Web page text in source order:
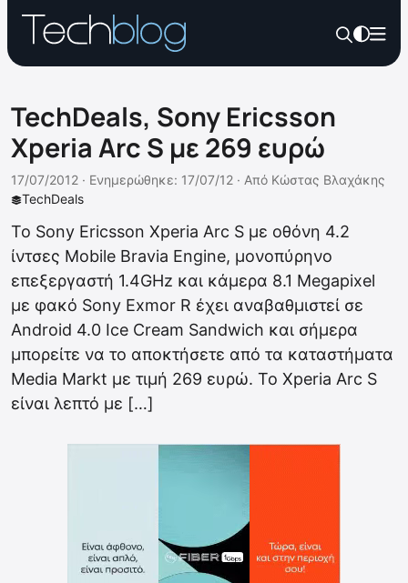
TechDeals, Sony Ericsson
Xperia Arc S με 269 ευρώ
TechDeals
17/07/2012 · Ενημερώθηκε: 17/07/12 · Από Κώστας Βλαχάκης
To Sony Ericsson Xperia Arc S με οθόνη 4.2
ίντσες Mobile Bravia Engine, μονοπύρηνο
επεξεργαστή 1.4GHz και κάμερα 8.1 Megapixel
με φακό Sony Exmor R έχει αναβαθμιστεί σε
Android 4.0 Ice Cream Sandwich και σήμερα
μπορείτε να το αποκτήσετε από τα καταστήματα
Media Markt με τιμή 269 ευρώ. Το Xperia Arc S
είναι λεπτό με […]